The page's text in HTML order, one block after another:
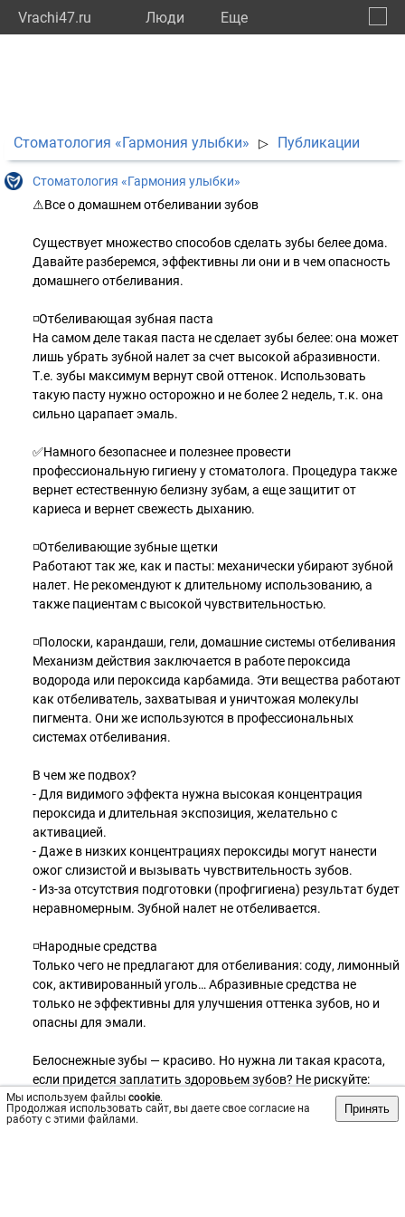
Vrachi47.ru Люди Eще
Мы используем файлы cookie.
Продолжая использовать сайт, вы даете свое согласие на
работу с этими файлами.
Принять
Стоматология «Гармония улыбки» ▷ Публикации
Стоматология «Гармония улыбки»
⚠Все о домашнем отбеливании зубов
Существует множество способов сделать зубы белее дома.
Давайте разберемся, эффективны ли они и в чем опасность
домашнего отбеливания.
◽Отбеливающая зубная паста
На самом деле такая паста не сделает зубы белее: она может
лишь убрать зубной налет за счет высокой абразивности.
Т.е. зубы максимум вернут свой оттенок. Использовать
такую пасту нужно осторожно и не более 2 недель, т.к. она
сильно царапает эмаль.
✅Намного безопаснее и полезнее провести
профессиональную гигиену у стоматолога. Процедура также
вернет естественную белизну зубам, а еще защитит от
кариеса и вернет свежесть дыханию.
◽Отбеливающие зубные щетки
Работают так же, как и пасты: механически убирают зубной
налет. Не рекомендуют к длительному использованию, а
также пациентам с высокой чувствительностью.
◽Полоски, карандаши, гели, домашние системы отбеливания
Механизм действия заключается в работе пероксида
водорода или пероксида карбамида. Эти вещества работают
как отбеливатель, захватывая и уничтожая молекулы
пигмента. Они же используются в профессиональных
системах отбеливания.
В чем же подвох?
- Для видимого эффекта нужна высокая концентрация
пероксида и длительная экспозиция, желательно с
активацией.
- Даже в низких концентрациях пероксиды могут нанести
ожог слизистой и вызывать чувствительность зубов.
- Из-за отсутствия подготовки (профгигиена) результат будет
неравномерным. Зубной налет не отбеливается.
◽Народные средства
Только чего не предлагают для отбеливания: соду, лимонный
сок, активированный уголь… Абразивные средства не
только не эффективны для улучшения оттенка зубов, но и
опасны для эмали.
Белоснежные зубы — красиво. Но нужна ли такая красота,
если придется заплатить здоровьем зубов? Не рискуйте:
обратитесь к стоматологам за профессиональным
отбеливанием✨